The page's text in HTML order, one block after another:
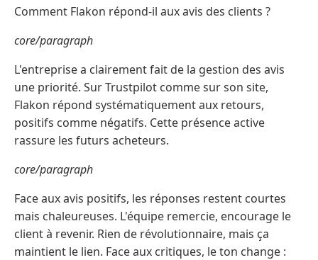
Comment Flakon répond-il aux avis des clients ?
core/paragraph
L'entreprise a clairement fait de la gestion des avis
une priorité. Sur Trustpilot comme sur son site,
Flakon répond systématiquement aux retours,
positifs comme négatifs. Cette présence active
rassure les futurs acheteurs.
core/paragraph
Face aux avis positifs, les réponses restent courtes
mais chaleureuses. L'équipe remercie, encourage le
client à revenir. Rien de révolutionnaire, mais ça
maintient le lien. Face aux critiques, le ton change :